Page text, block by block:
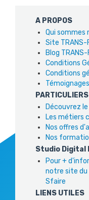
A PROPOS
Qui sommes
Site TRANS-
Blog TRANS-
Conditions
Conditions
Témoignages
PARTICULIERS
Découvrez
Les métiers
Nos offres
Nos
Studio Digital
Pour +
notre site du
Sfaire
LIENS UTILES